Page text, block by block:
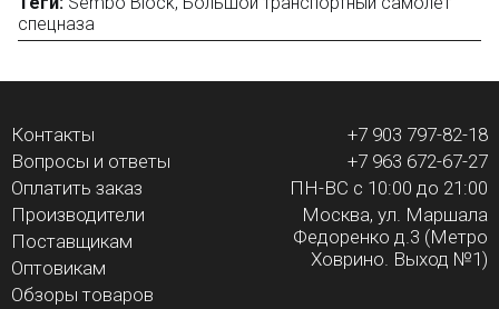
спецназа
Контакты
Вопросы и ответы
Оплатить заказ
Производители
Поставщикам
Оптовикам
Обзоры товаров
+7 903 797-82-18
+7 963 672-67-27
ПН-ВС с 10:00 до 21:00
Москва, ул. Маршала
Федоренко д.3 (Метро
Ховрино. Выход №1)